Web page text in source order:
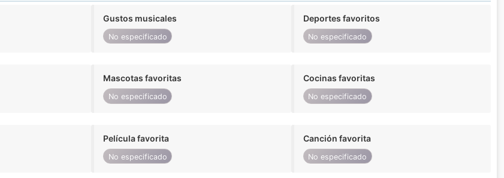
Gustos musicales
No especificado
Deportes favoritos
No especificado
Mascotas favoritas
No especificado
Cocinas favoritas
No especificado
Película favorita
No especificado
Canción favorita
No especificado